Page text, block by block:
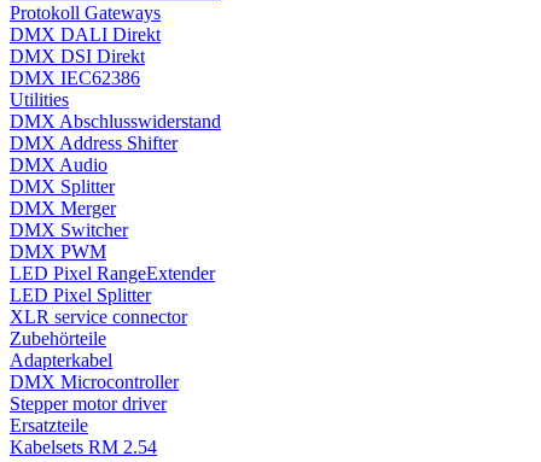
Protokoll Gateways
DMX DALI Direkt
DMX DSI Direkt
DMX IEC62386
Utilities
DMX Abschlusswiderstand
DMX Address Shifter
DMX Audio
DMX Splitter
DMX Merger
DMX Switcher
DMX PWM
LED Pixel RangeExtender
LED Pixel Splitter
XLR service connector
Zubehörteile
Adapterkabel
DMX Microcontroller
Stepper motor driver
Ersatzteile
Kabelsets RM 2.54